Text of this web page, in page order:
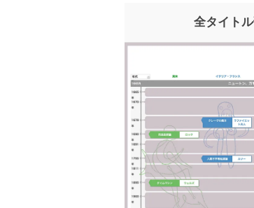
全タイト